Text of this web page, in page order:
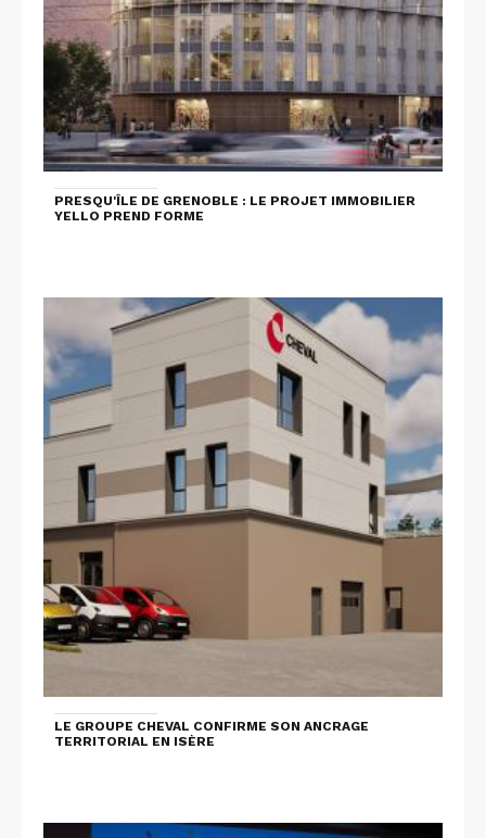
PRESQU'ÎLE DE GRENOBLE : LE PROJET IMMOBILIER
YELLO PREND FORME
LE GROUPE CHEVAL CONFIRME SON ANCRAGE
TERRITORIAL EN ISÈRE